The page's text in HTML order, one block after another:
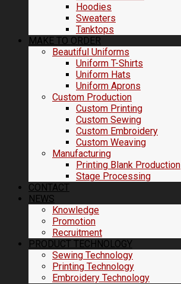
Hoodies
Sweaters
Tanktops
MAKE TO ORDER
Beautiful Uniforms
Uniform T-Shirts
Uniform Hats
Uniform Aprons
Custom Production
Custom Printing
Custom Sewing
Custom Embroidery
Custom Weaving
Manufacturing
Printing Blank Production
Stage Processing
CONTACT
NEWS
Knowledge
Promotion
Recruitment
PRODUCT TECHNOLOGY
Sewing Technology
Printing Technology
Embroidery Technology